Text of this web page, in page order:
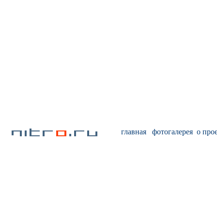
главная фотогалерея о